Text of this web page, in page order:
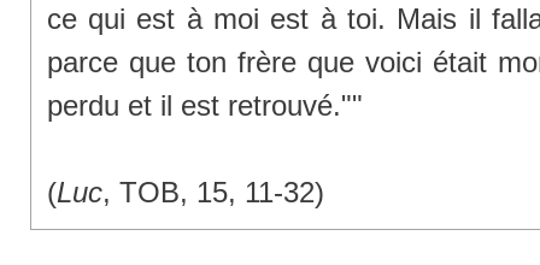
ce qui est à moi est à toi. Mais il
parce que ton frère que voici était
perdu et il est retrouvé.""
(Luc, TOB, 15, 11-32)